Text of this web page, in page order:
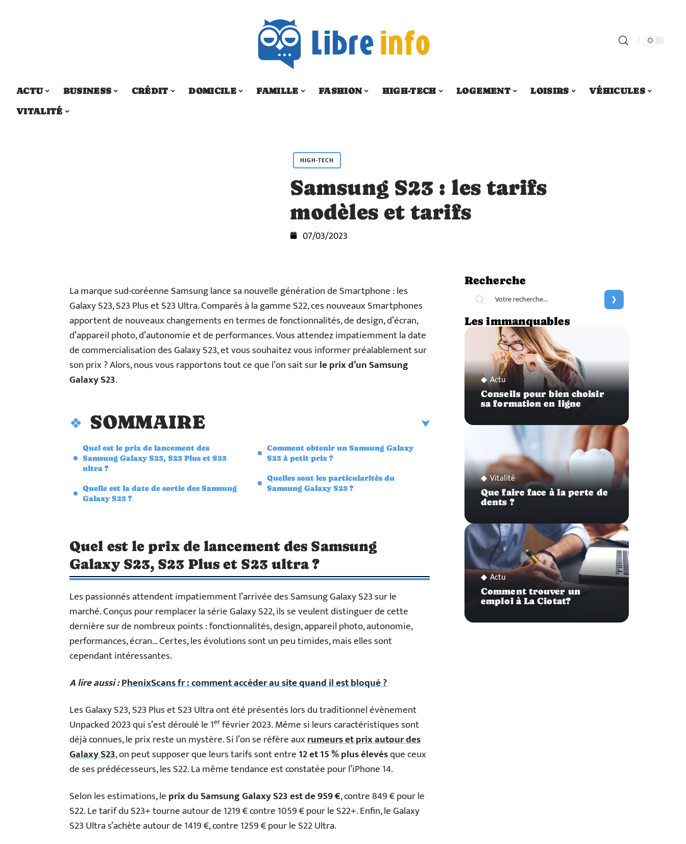
ACTU BUSINESS CRÉDIT DOMICILE FAMILLE FASHION HIGH-TECH LOGEMENT LOISIRS
VÉHICULES
VITALITÉ
HIGH-TECH
Samsung S23 : les tarifs
modèles et tarifs
07/03/2023
La marque sud-coréenne Samsung lance sa nouvelle génération de Smartphone : les
Galaxy S23, S23 Plus et S23 Ultra. Comparés à la gamme S22, ces nouveaux Smartphones
apportent de nouveaux changements en termes de fonctionnalités, de design, d’écran,
d’appareil photo, d’autonomie et de performances. Vous attendez impatiemment la date
de commercialisation des Galaxy S23, et vous souhaitez vous informer préalablement sur
son prix ? Alors, nous vous rapportons tout ce que l’on sait surle prix d’un Samsung
Galaxy S23.
SOMMAIRE
Quel est le prix de lancement des
Samsung Galaxy S23, S23 Plus et S23
ultra ?
Quelle est la date de sortie des Samsung
Galaxy S23 ?
Comment obtenir un Samsung Galaxy
S23 à petit prix ?
Quelles sont les particularités du
Samsung Galaxy S23 ?
Quel est le prix de lancement des Samsung
Galaxy S23, S23 Plus et S23 ultra ?
Les passionnés attendent impatiemment l’arrivée des Samsung Galaxy S23 sur le
marché. Conçus pour remplacer la série Galaxy S22, ils se veulent distinguer de cette
dernière sur de nombreux points : fonctionnalités, design, appareil photo, autonomie,
performances, écran… Certes, les évolutions sont un peu timides, mais elles sont
cependant intéressantes.
A lire aussi :PhenixScans fr : comment accéder au site quand il est bloqué ?
Les Galaxy S23, S23 Plus et S23 Ultra ont été présentés lors du traditionnel évènement
Unpacked 2023 qui s’est déroulé le 1erfévrier 2023. Même si leurs caractéristiques sont
déjà connues, le prix reste un mystère. Si l’on se réfère auxrumeurs et prix autour des
Galaxy S23, on peut supposer que leurs tarifs sont entre12 et 15 % plus élevésque ceux
de ses prédécesseurs, les S22. La même tendance est constatée pour l’iPhone 14.
Selon les estimations, leprix du Samsung Galaxy S23 est de 959 €, contre 849 € pour le
S22. Le tarif du S23+ tourne autour de 1219 € contre 1059 € pour le S22+. Enfin, le Galaxy
S23 Ultra s’achète autour de 1419 €, contre 1259 € pour le S22 Ultra.
Recherche
Les immanquables
Actu
Conseils pour bien choisir
sa formation en ligne
Vitalité
Que faire face à la perte de
dents ?
Actu
Comment trouver un
emploi à La Ciotat?